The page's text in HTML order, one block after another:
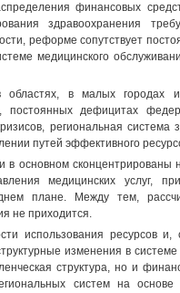
финансовых
здравоохранения
реформе сопутствует
медицинского
в малых городах и
постоянных дефицитах
региональная
путей эффективного
в основном сконцентрированы
медицинских услуг,
плане. Между тем,
не приходится.
использования ресурсов и,
изменения в
структура, но и
систем на основе